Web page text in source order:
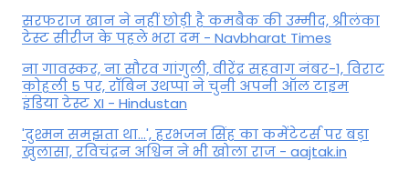
सरफराज खान ने नहीं छोड़ी है कमबैक की उम्मीद, श्रीलंका
टेस्ट सीरीज के पहले भरा दम - Navbharat Times
ना गावस्कर, ना सौरव गांगुली, वीरेंद्र सहवाग नंबर-1, विराट
कोहली 5 पर, रॉबिन उथप्पा ने चुनी अपनी ऑल टाइम
इंडिया टेस्ट XI - Hindustan
'दुश्मन समझता था...', हरभजन सिंह का कमेंटेटर्स पर बड़ा
खुलासा, रव‍िचंद्रन अश्विन ने भी खोला राज - aajtak.in